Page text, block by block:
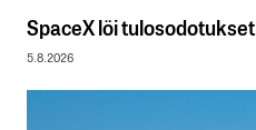
SpaceX löi tulosodotukset
5.8.2026